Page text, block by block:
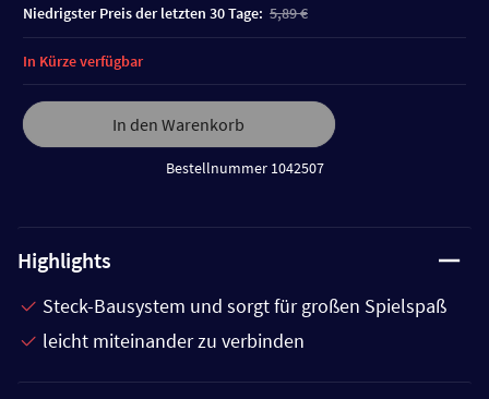
niedrigster Preis der letzten 30 Tage: 5,89 €
In den Warenkorb
Bestellnummer 1042507
In Kürze verfügbar
Highlights
Steck-Bausystem und sorgt für großen Spielspaß
leicht miteinander zu verbinden